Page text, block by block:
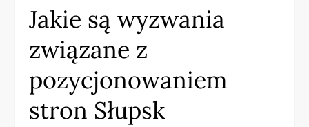
Jakie są wyzwania
związane z
pozycjonowaniem
stron Słupsk